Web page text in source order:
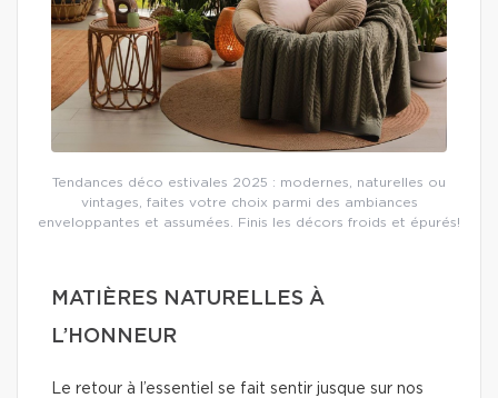
Tendances déco estivales 2025 : modernes, naturelles ou
vintages, faites votre choix parmi des ambiances
enveloppantes et assumées. Finis les décors froids et épurés!
MATIÈRES NATURELLES À
L’HONNEUR
Le retour à l’essentiel se fait sentir jusque sur nos